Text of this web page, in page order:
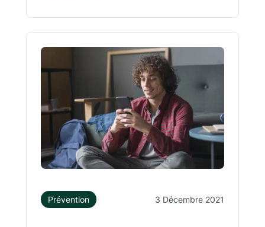
Prévention 3 Décembre 2021